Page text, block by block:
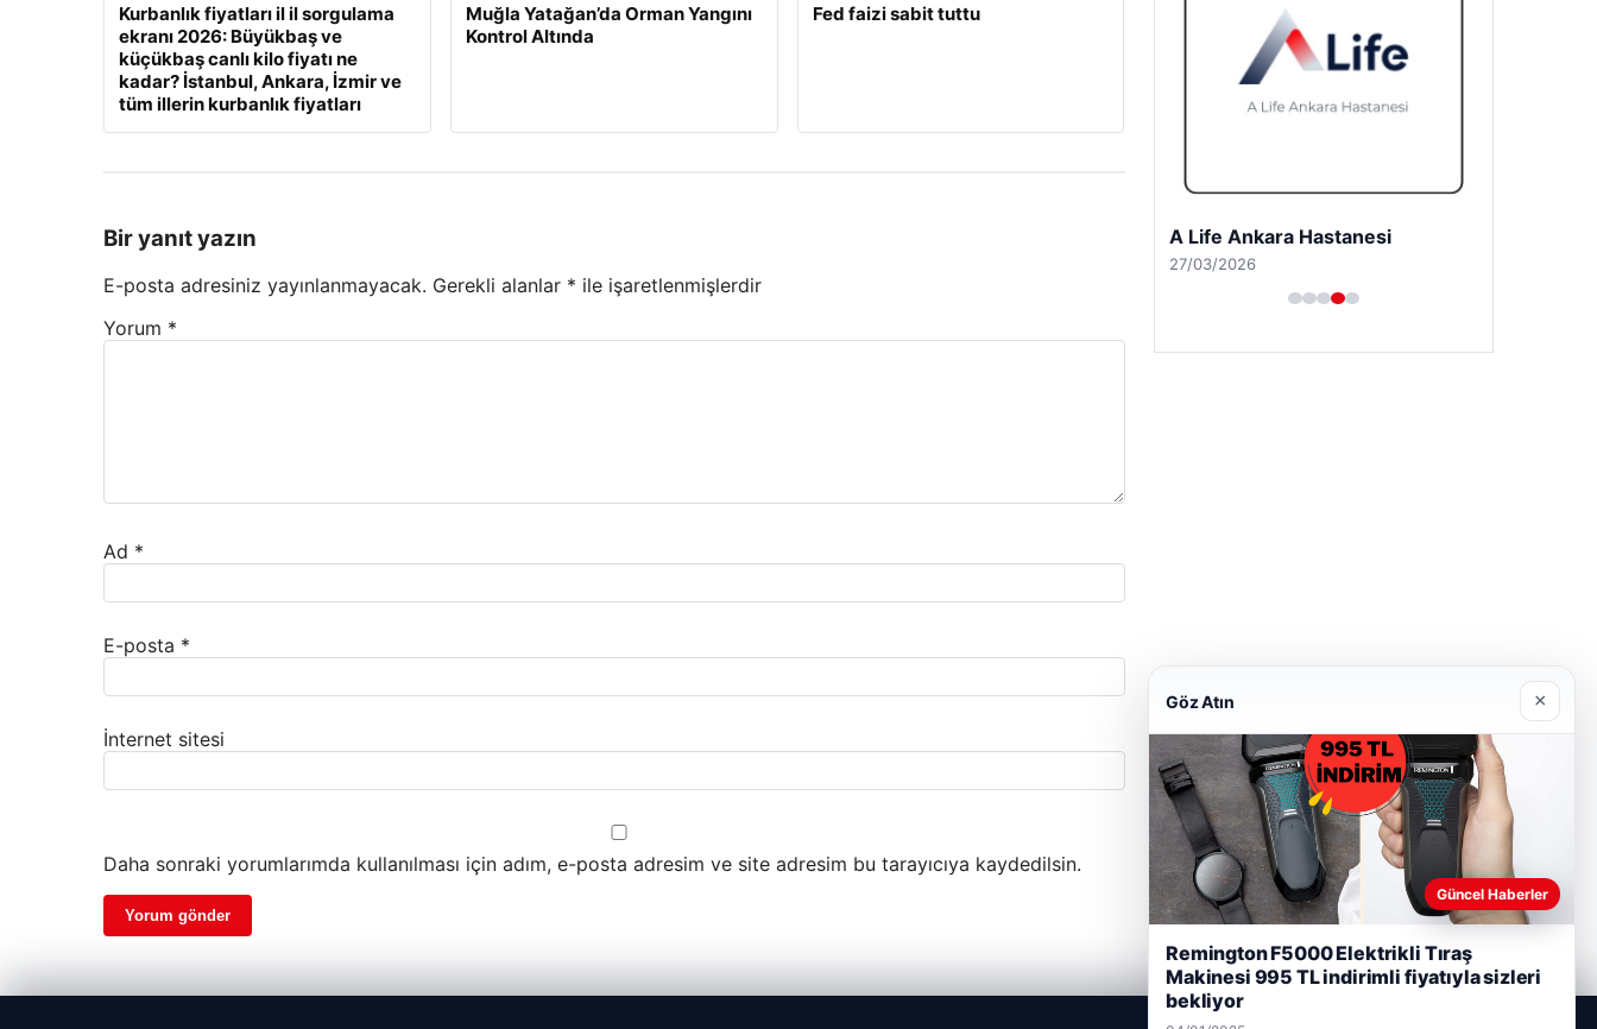
Kurbanlık fiyatları il il sorgulama
ekranı 2026: Büyükbaş ve
küçükbaş canlı kilo fiyatı ne
kadar? İstanbul, Ankara, İzmir ve
tüm illerin kurbanlık fiyatları
Muğla Yatağan’da Orman Yangını
Kontrol Altında
Fed faizi sabit tuttu
Bir yanıt yazın
E-posta adresiniz yayınlanmayacak. Gerekli alanlar * ile işaretlenmişlerdir
Yorum *
Ad *
E-posta *
İnternet sitesi
Daha sonraki yorumlarımda kullanılması için adım, e-posta adresim ve site adresim bu tarayıcıya kaydedilsin.
A Life Ankara Hastanesi
27/03/2026
Göz Atın ×
Güncel Haberler
Remington F5000 Elektrikli Tıraş
Makinesi 995 TL indirimli fiyatıyla sizleri
bekliyor